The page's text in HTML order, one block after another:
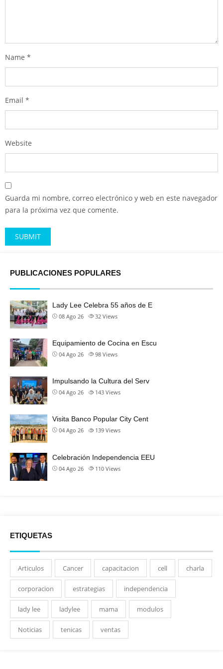
Name *
Email *
Website
Guarda mi nombre, correo electrónico y web en este navegador
para la próxima vez que comente.
PUBLICACIONES POPULARES
Lady Lee Celebra 55 años de E
08 Ago 26 32 Views
Equipamiento de Cocina en Escu
04 Ago 26 98 Views
Impulsando la Cultura del Serv
04 Ago 26 143 Views
Visita Banco Popular City Cent
04 Ago 26 139 Views
Celebración Independencia EEU
04 Ago 26 110 Views
ETIQUETAS
Articulos Cancer capacitacion cell charla
corporacion estrategias independencia
lady lee ladylee mama modulos
Noticias tenicas ventas